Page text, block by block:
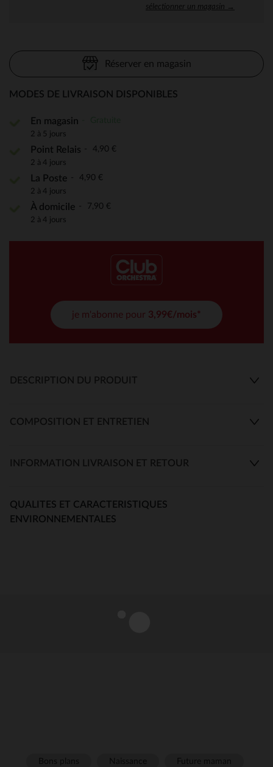
sélectionner un magasin →
Réserver en magasin
MODES DE LIVRAISON DISPONIBLES
En magasin
2 à 5 jours
Point Relais 4,90 €
2 à 4 jours
La Poste 4,90 €
2 à 4 jours
À domicile 7,90 €
2 à 4 jours
je m'abonne pour 3,99€/mois*
DESCRIPTION DU PRODUIT
COMPOSITION ET ENTRETIEN
INFORMATION LIVRAISON ET RETOUR
QUALITES ET CARACTERISTIQUES
ENVIRONNEMENTALES